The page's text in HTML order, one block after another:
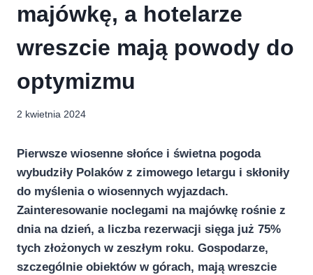
majówkę, a hotelarze
wreszcie mają powody do
optymizmu
2 kwietnia 2024
Pierwsze wiosenne słońce i świetna pogoda
wybudziły Polaków z zimowego letargu i skłoniły
do myślenia o wiosennych wyjazdach.
Zainteresowanie noclegami na majówkę rośnie z
dnia na dzień, a liczba rezerwacji sięga już 75%
tych złożonych w zeszłym roku. Gospodarze,
szczególnie obiektów w górach, mają wreszcie